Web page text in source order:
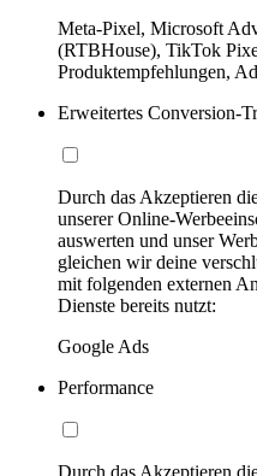
Meta-Pixel, Microsoft
(RTBHouse), TikTok
Produktempfehlungen,
Erweitertes Conversion-
Durch das Akzeptieren
unserer Online-
auswerten und unser
gleichen wir deine
mit folgenden externen
Dienste bereits nutzt:
Google Ads
Performance
Durch das Akzeptieren